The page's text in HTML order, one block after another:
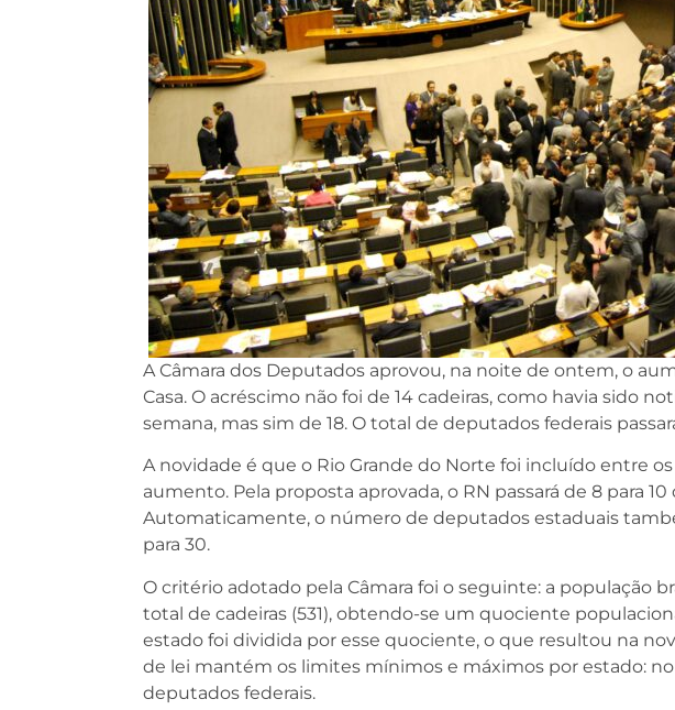
A Câmara dos Deputados aprovou, na noite de ontem, o
Casa. O acréscimo não foi de 14 cadeiras, como havia sido
semana, mas sim de 18. O total de deputados federais
A novidade é que o Rio Grande do Norte foi incluído entre
aumento. Pela proposta aprovada, o RN passará de 8 para
Automaticamente, o número de deputados estaduais
para 30.
O critério adotado pela Câmara foi o seguinte: a população
total de cadeiras (531), obtendo-se um quociente
estado foi dividida por esse quociente, o que resultou na
de lei mantém os limites mínimos e máximos por estado:
deputados federais.